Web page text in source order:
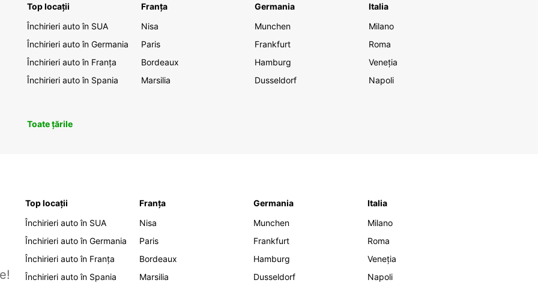
Top locații
Închirieri auto în SUA
Închirieri auto în Germania
Închirieri auto în Franța
Închirieri auto în Spania
Franța
Nisa
Paris
Bordeaux
Marsilia
Germania
Munchen
Frankfurt
Hamburg
Dusseldorf
Italia
Milano
Roma
Veneția
Napoli
Toate țările
Top locații
Închirieri auto în SUA
Închirieri auto în Germania
Închirieri auto în Franța
Închirieri auto în Spania
Franța
Nisa
Paris
Bordeaux
Marsilia
Germania
Munchen
Frankfurt
Hamburg
Dusseldorf
Italia
Milano
Roma
Veneția
Napoli